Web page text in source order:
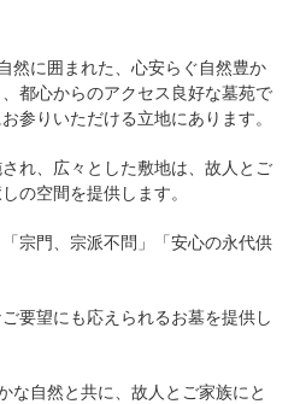
然に囲まれた、心安らぐ自然豊か
都心からのアクセス良好な墓苑で
参りいただける立地にあります。
れ、広々とした敷地は、故人とご
の空間を提供します。
「宗門、宗派不問」「安心の永代供
要望にも応えられるお墓を提供し
な自然と共に、故人とご家族にと